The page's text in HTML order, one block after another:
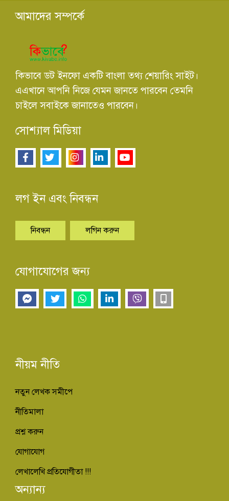
আমাদের সম্পর্কে
কিভাবে ডট ইনফো একটি বাংলা তথ্য শেয়ারিং সাইট।
এএখানে আপনি নিজে যেমন জানতে পারবেন তেমনি
চাইলে সবাইকে জানাতেও পারবেন।
সোশ্যাল মিডিয়া
লগ ইন এবং নিবন্ধন
নিবন্ধন লগিন করুন
যোগাযোগের জন্য
নীয়ম নীতি
নতুন লেখক সমীপে
নীতিমালা
প্রশ্ন করুন
যোগাযোগ
লেখালেখি প্রতিযোগীতা !!!
অন্যান্য